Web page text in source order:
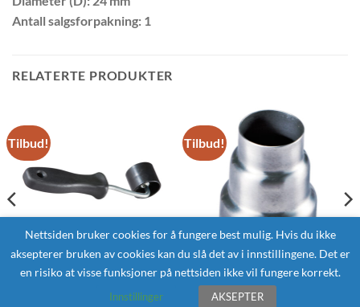
Antall salgsforpakning: 1
RELATERTE PRODUKTER
Tilbud!
TILBEHØR VARMEPISTOL
Trykkrulle
Tilbud!
TILBEHØR VARMEPISTOL
MAKITA PR00000031
Reduksjonsdyse, 20 mm
Nettsiden bruker cookies for å fungere best mulig. Hvis du ikke
aksepterer bruken av cookies kan du slå det av i innstillingene. Det er
en risiko at visse funksjoner på nettsiden ikke vil fungere korrekt.
Innstillinger AKSEPTER